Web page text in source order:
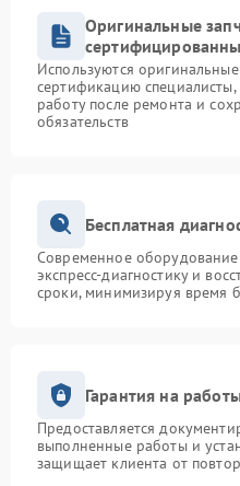
Оригинальные
Используются
сертификацию
работу после ремонта и
обязательств
Бесплатная
Современное
экспресс-диагностику и
сроки, минимизируя время
Гарантия на
Предоставляется
выполненные работы и
защищает клиента от